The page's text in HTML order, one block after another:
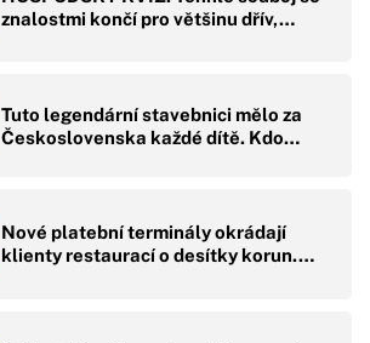
znalostmi končí pro většinu dřív,…
Tuto legendární stavebnici mělo za
Československa každé dítě. Kdo…
Nové platební terminály okrádají
klienty restaurací o desítky korun.…